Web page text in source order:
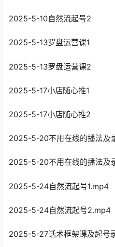
2025-5-10自然流起号2
2025-5-13罗盘运营课1
2025-5-13罗盘运营课2
2025-5-17小店随心推1
2025-5-17小店随心推2
2025-5-20不用在线的播法及
2025-5-20不用在线的播法及
2025-5-24自然流起号1.mp4
2025-5-24自然流起号2.mp4
2025-5-27话术框架课及起号